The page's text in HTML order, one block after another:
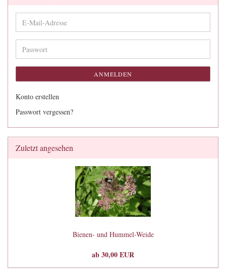
E-
Mail-
Adresse
Passwort
ANMELDEN
Konto erstellen
Passwort vergessen?
Zuletzt angesehen
Bienen- und Hummel-Weide
ab 30,00 EUR